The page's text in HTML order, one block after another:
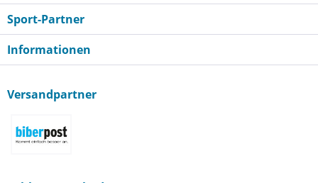
Sport-Partner
Informationen
Versandpartner